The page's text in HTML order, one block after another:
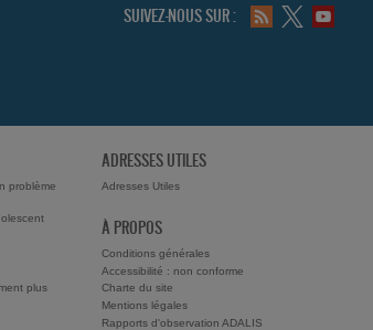
SUIVEZ-NOUS SUR :
problème
plus
ADRESSES UTILES
Adresses Utiles
À PROPOS
Conditions générales
Accessibilité : non conforme
Charte du site
Mentions légales
Rapports d'observation ADALIS